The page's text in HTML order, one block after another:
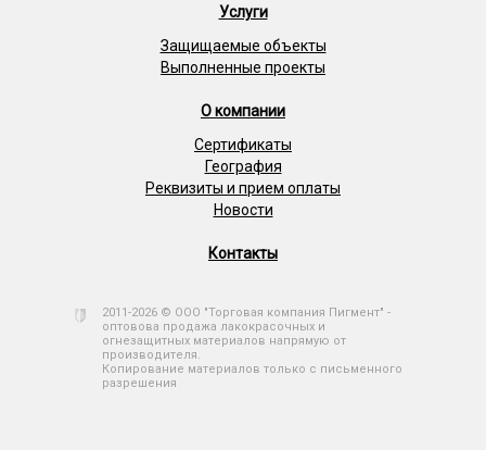
Услуги
Защищаемые объекты
Выполненные проекты
О компании
Сертификаты
География
Реквизиты и прием оплаты
Новости
Контакты
2011-2026 © ООО "Торговая компания Пигмент" -
оптовова продажа лакокрасочных и
огнезащитных материалов напрямую от
производителя.
Копирование материалов только с письменного
разрешения